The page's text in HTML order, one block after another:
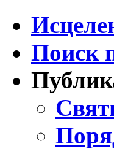
Поиск